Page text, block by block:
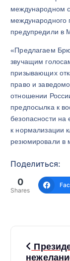
международном
предупредили в
«Предлагаем
звучащим
призывающих
право и
отношении
предпосылка к
безопасности на
к нормализации
резюмировали в
Поделиться:
0
Shares